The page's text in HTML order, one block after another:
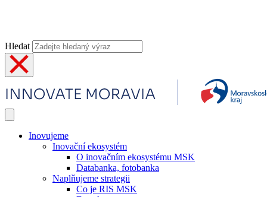
Hledat
Inovujeme
Inovační ekosystém
O inovačním ekosystému MSK
Databanka, fotobanka
Naplňujeme strategii
Co je RIS MSK